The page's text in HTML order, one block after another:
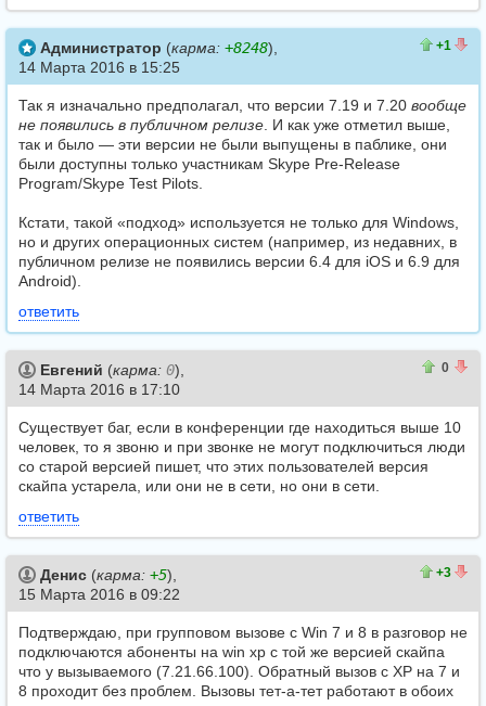
+1
Администратор (карма: +8248),
14 Марта 2016 в 15:25
Так я изначально предполагал, что версии 7.19 и 7.20 вообще
не появились в публичном релизе. И как уже отметил выше,
так и было — эти версии не были выпущены в паблике, они
были доступны только участникам Skype Pre-Release
Program/Skype Test Pilots.
Кстати, такой «подход» используется не только для Windows,
но и других операционных систем (например, из недавних, в
публичном релизе не появились версии 6.4 для iOS и 6.9 для
Android).
ответить
0
Евгений (карма: 0),
14 Марта 2016 в 17:10
Существует баг, если в конференции где находиться выше 10
человек, то я звоню и при звонке не могут подключиться люди
со старой версией пишет, что этих пользователей версия
скайпа устарела, или они не в сети, но они в сети.
ответить
+3
Денис (карма: +5),
15 Марта 2016 в 09:22
Подтверждаю, при групповом вызове с Win 7 и 8 в разговор не
подключаются абоненты на win xp с той же версией скайпа
что у вызываемого (7.21.66.100). Обратный вызов с XP на 7 и
8 проходит без проблем. Вызовы тет-а-тет работают в обоих